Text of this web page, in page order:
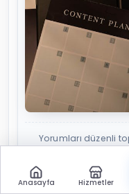
Yorumları düzenli
Anasayfa Hizmetler